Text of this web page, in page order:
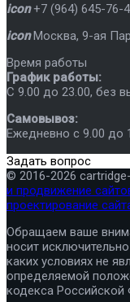
icon +7 (964) 645-76-
icon Москва, 9-ая
Время работы
График работы:
C 9.00 до 23.00, без
Самовывоз:
Ежедневно с 9.00 до
Задать вопрос
© 2016-2026
и продвижение
проектирование
Обращаем ваше
носит
каких условиях не
определяемой
кодекса Российской